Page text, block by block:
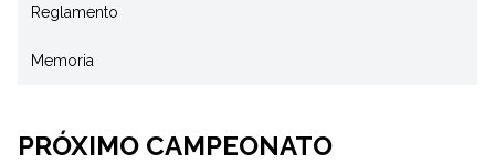
Reglamento
Memoria
PRÓXIMO CAMPEONATO